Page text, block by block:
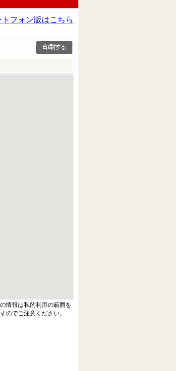
トフォン版はこちら
情報は私的利用の範囲を
のでご注意ください。